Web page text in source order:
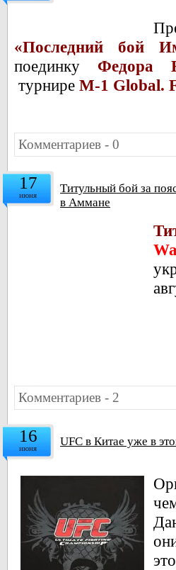
«Последний бой
поединку Федора
турнире M-1 Global.
Комментариев - 0
17
июня
Титульный бой за
в Аммане
Комментариев - 2
16
июня UFC в Китае уже в